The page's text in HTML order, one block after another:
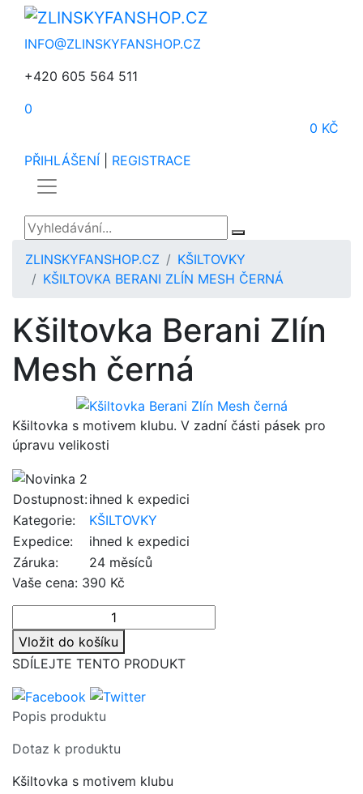
INFO@ZLINSKYFANSHOP.CZ
+420 605 564 511
0
0 KČ
PŘIHLÁŠENÍ
REGISTRACE
ZLINSKYFANSHOP.CZ
KŠILTOVKY
KŠILTOVKA BERANI ZLÍN MESH ČERNÁ
Kšiltovka Berani Zlín
Mesh černá
Kšiltovka s motivem klubu. V zadní části pásek pro
úpravu velikosti
Dostupnost:ihned k expedici
Kategorie:
KŠILTOVKY
Expedice:
ihned k expedici
Záruka:
24 měsíců
Vaše cena: 390 Kč
Vložit do košíku
SDÍLEJTE TENTO PRODUKT
Popis produktu
Dotaz k produktu
Kšiltovka s motivem klubu